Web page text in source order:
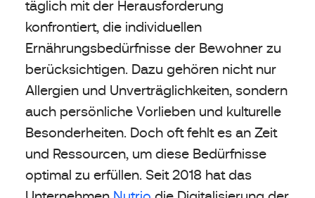
täglich mit der Herausforderung
konfrontiert, die individuellen
Ernährungsbedürfnisse der Bewohner zu
berücksichtigen. Dazu gehören nicht nur
Allergien und Unverträglichkeiten, sondern
auch persönliche Vorlieben und kulturelle
Besonderheiten. Doch oft fehlt es an Zeit
und Ressourcen, um diese Bedürfnisse
optimal zu erfüllen. Seit 2018 hat das